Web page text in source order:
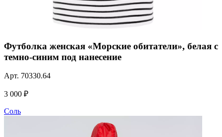
Футболка женская «Морские обитатели», белая с
темно-синим под нанесение
Арт. 70330.64
3 000 ₽
Соль